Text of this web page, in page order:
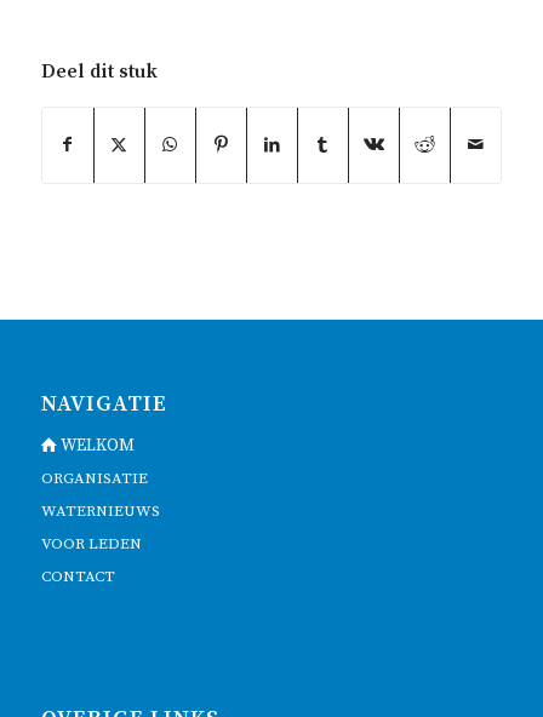
Deel dit stuk
NAVIGATIE
WELKOM
ORGANISATIE
WATERNIEUWS
VOOR LEDEN
CONTACT